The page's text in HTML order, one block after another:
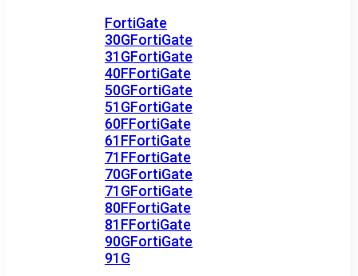
FortiGate
30GFortiGate
31GFortiGate
40FFortiGate
50GFortiGate
51GFortiGate
60FFortiGate
61FFortiGate
71FFortiGate
70GFortiGate
71GFortiGate
80FFortiGate
81FFortiGate
90GFortiGate
91G